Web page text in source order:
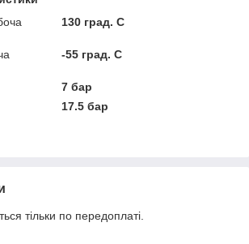
130 град. C
-55 град. C
7 бар
17.5 бар
тільки по передоплаті.